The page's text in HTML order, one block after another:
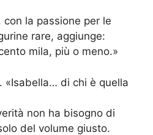
la passione per le
rare, aggiunge:
mila, più o meno.»
«Isabella… di chi è quella
non ha bisogno di
del volume giusto.